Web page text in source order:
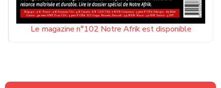
Le magazine n°102 Notre Afrik est disponible